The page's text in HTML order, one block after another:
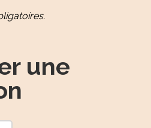
une